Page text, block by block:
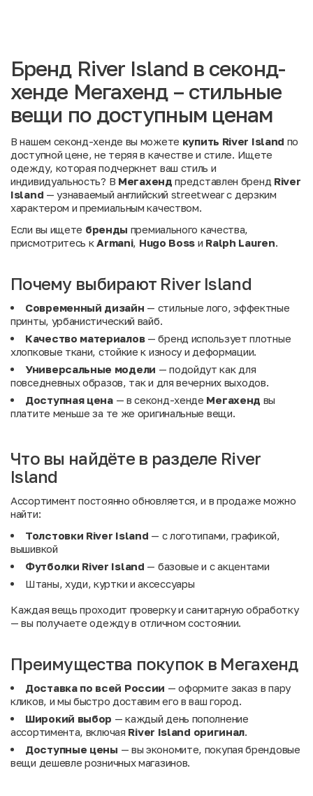
Бренд River Island в секонд-
хенде Мегахенд – стильные
вещи по доступным ценам
В нашем секонд-хенде вы можете купить River Island по
доступной цене, не теряя в качестве и стиле. Ищете
одежду, которая подчеркнет ваш стиль и
индивидуальность? В Мегахенд представлен бренд River
Island — узнаваемый английский streetwear с дерзким
характером и премиальным качеством.
Если вы ищете бренды премиального качества,
присмотритесь к Armani, Hugo Boss и Ralph Lauren
Почему выбирают River Island
Современный дизайн — стильные лого, эффектные
принты, урбанистический вайб.
Качество материалов— бренд использует плотные
хлопковые ткани, стойкие к износу и деформации.
Универсальные модели — подойдут как для
повседневных образов, так и для вечерних выходов.
Доступная цена— в секонд-хенде Мегахенд вы
платите меньше за те же оригинальные вещи.
Что вы найдёте в разделе River
Island
Ассортимент постоянно обновляется, и в продаже можно
найти:
Толстовки River Island — с логотипами, графикой,
вышивкой
Футболки River Island — базовые и с акцентами
Штаны, худи, куртки и аксессуары
Каждая вещь проходит проверку и санитарную обработку
— вы получаете одежду в отличном состоянии.
Преимущества покупок в Мегахенд
Доставка по всей России — оформите заказ в пару
кликов, и мы быстро доставим его в ваш город.
Широкий выбор — каждый день пополнение
ассортимента, включая River Island оригинал
Доступные цены — вы экономите, покупая брендовые
вещи дешевле розничных магазинов.